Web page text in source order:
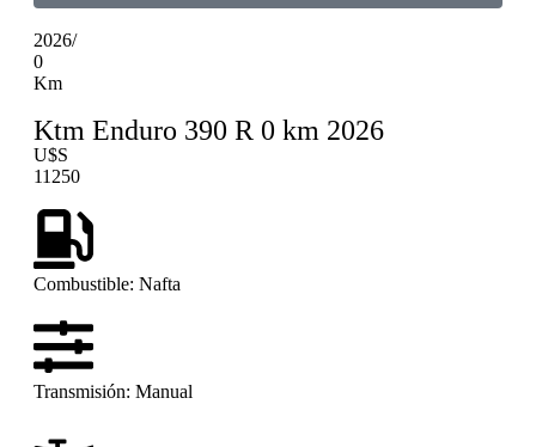
2026/
0
Km
Ktm Enduro 390 R 0 km 2026
U$S
11250
Combustible: Nafta
Transmisión: Manual